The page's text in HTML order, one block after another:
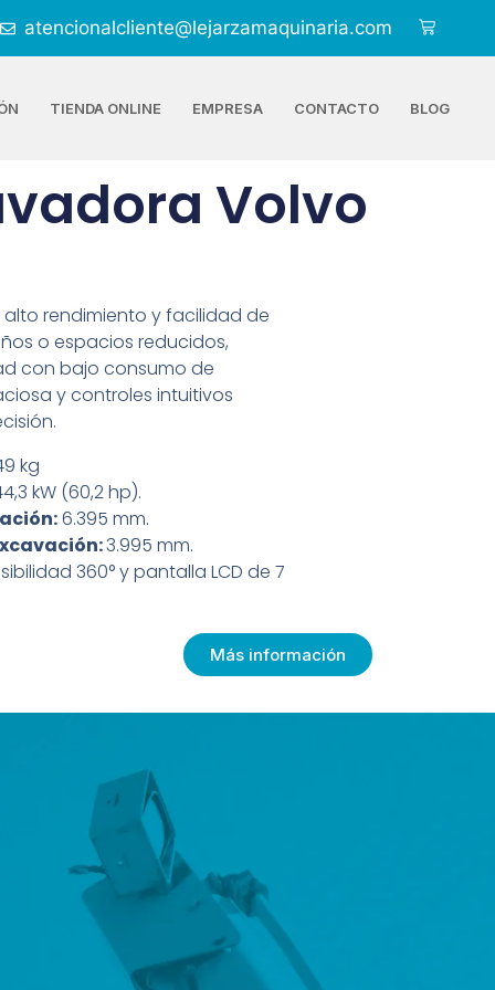
atencionalcliente@lejarzamaquinaria.com
TIENDA ONLINE EMPRESA CONTACTO BLOG
Volvo
rendimiento y facilidad de
o espacios reducidos,
con bajo consumo de
y controles intuitivos
kg
kW (60,2 hp).
6.395 mm.
3.995 mm.
360° y pantalla LCD de 7
Más información